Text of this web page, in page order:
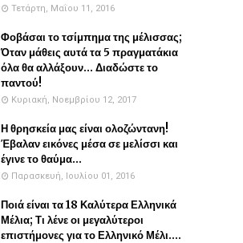
Τετάρτη, Μαΐου 11, 2016
Φοβάσαι το τσίμπημα της μέλισσας;
Όταν μάθεις αυτά τα 5 πραγματάκια
όλα θα αλλάξουν... Διαδώστε το
παντού!
Κυριακή, Νοεμβρίου 12, 2017
Η θρησκεία μας είναι ολοζώντανη!
Έβαλαν εικόνες μέσα σε μελίσσι και
έγινε το θαύμα...
Παρασκευή, Ιουλίου 01, 2016
Ποιά είναι τα 18 Καλύτερα Ελληνικά
Μέλια; Τι λένε οι μεγαλύτεροι
επιστήμονες για το Ελληνικό Μέλι....